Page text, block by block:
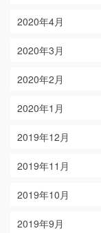
2020年4月
2020年3月
2020年2月
2020年1月
2019年12月
2019年11月
2019年10月
2019年9月